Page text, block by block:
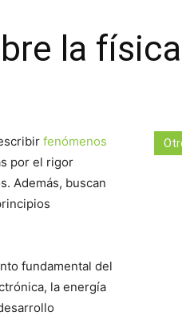
la
fenómenos
por el rigor
Además, buscan
fundamental del
la energía